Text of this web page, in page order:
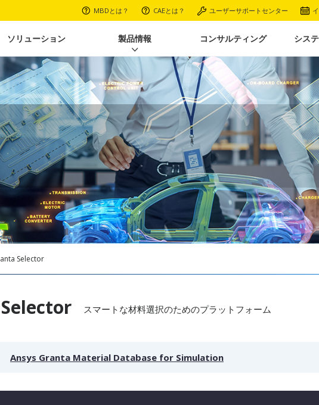
MBDとは？ CAEとは？ ユーザーサポートセンター
ソリューション 製品情報 コンサルティング シス
Selector
スマートな材料選択のためのプラットフォーム
Ansys Granta Material Database for Simulation